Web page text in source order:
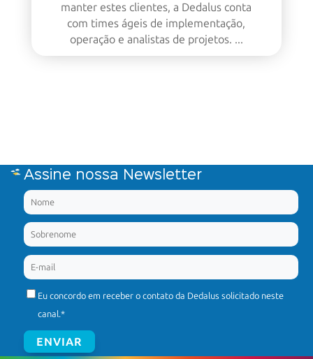
manter estes clientes, a Dedalus conta
com times ágeis de implementação,
operação e analistas de projetos. ...
Assine nossa Newsletter
Eu concordo em receber o contato da Dedalus solicitado neste
canal.*